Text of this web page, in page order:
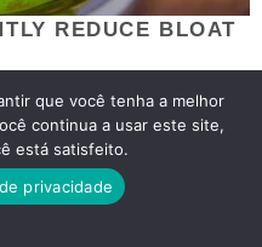
que você tenha a melhor
continua a usar este site,
está satisfeito.
privacidade